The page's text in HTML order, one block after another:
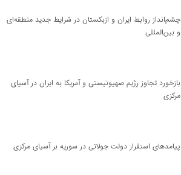
چشم‌انداز روابط ایران و ازبکستان در شرایط جدید منطقه‌ای
و بین‌المللی
​بازخورد تجاوز رژیم صهیونیستی و آمریکا به ایران در آسیای
مرکزی
پیامدهای استقرار دولت جولانی در سوریه بر آسیای مرکزی